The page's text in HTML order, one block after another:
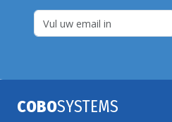
COBOSYSTEMS